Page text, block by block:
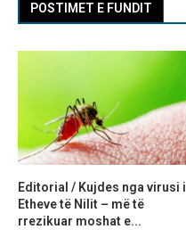
POSTIMET E FUNDIT
Editorial / Kujdes nga virusi i
Etheve të Nilit – më të
rrezikuar moshat e...